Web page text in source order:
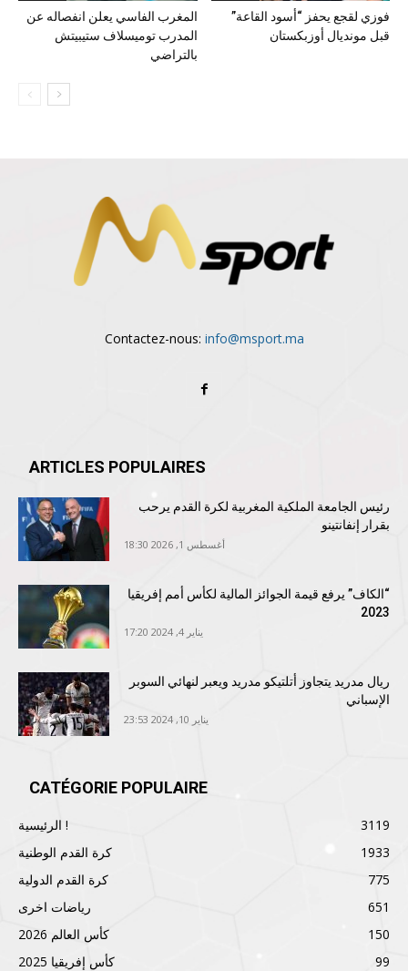
المغرب الفاسي يعلن انفصاله عن
المدرب توميسلاف ستيبيتش
بالتراضي
فوزي لقجع يحفز “أسود القاعة”
قبل مونديال أوزبكستان
Contactez-nous: info@msport.ma
ARTICLES POPULAIRES
رئيس الجامعة الملكية المغربية لكرة القدم يرحب
بقرار إنفانتينو
أغسطس 1, 2026 18:30
“الكاف” يرفع قيمة الجوائز المالية لكأس أمم إفريقيا
2023
يناير 4, 2024 17:20
ريال مدريد يتجاوز أتلتيكو مدريد ويعبر لنهائي السوبر
الإسباني
يناير 10, 2024 23:53
CATÉGORIE POPULAIRE
الرئيسية !
3119
كرة القدم الوطنية
1933
كرة القدم الدولية
775
رياضات اخرى
651
كأس العالم 2026
150
كأس إفريقيا 2025
99